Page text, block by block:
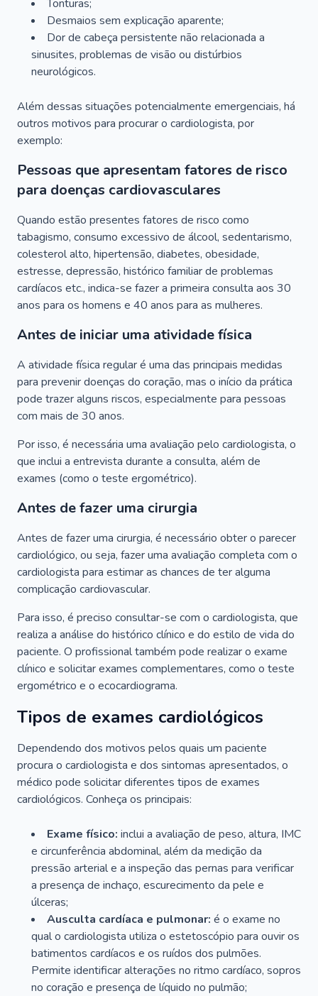
Tonturas;
Desmaios sem explicação aparente;
Dor de cabeça persistente não relacionada a
sinusites, problemas de visão ou distúrbios
neurológicos.
Além dessas situações potencialmente emergenciais, há
outros motivos para procurar o cardiologista, por
exemplo:
Pessoas que apresentam fatores de risco
para doenças cardiovasculares
Quando estão presentes fatores de risco como
tabagismo, consumo excessivo de álcool, sedentarismo,
colesterol alto, hipertensão, diabetes, obesidade,
estresse, depressão, histórico familiar de problemas
cardíacos etc., indica-se fazer a primeira consulta aos 30
anos para os homens e 40 anos para as mulheres.
Antes de iniciar uma atividade física
A atividade física regular é uma das principais medidas
para prevenir doenças do coração, mas o início da prática
pode trazer alguns riscos, especialmente para pessoas
com mais de 30 anos.
Por isso, é necessária uma avaliação pelo cardiologista, o
que inclui a entrevista durante a consulta, além de
exames (como o teste ergométrico).
Antes de fazer uma cirurgia
Antes de fazer uma cirurgia, é necessário obter o parecer
cardiológico, ou seja, fazer uma avaliação completa com o
cardiologista para estimar as chances de ter alguma
complicação cardiovascular.
Para isso, é preciso consultar-se com o cardiologista, que
realiza a análise do histórico clínico e do estilo de vida do
paciente. O profissional também pode realizar o exame
clínico e solicitar exames complementares, como o teste
ergométrico e o ecocardiograma.
Tipos de exames cardiológicos
Dependendo dos motivos pelos quais um paciente
procura o cardiologista e dos sintomas apresentados, o
médico pode solicitar diferentes tipos de exames
cardiológicos. Conheça os principais:
Exame físico: inclui a avaliação de peso, altura, IMC
e circunferência abdominal, além da medição da
pressão arterial e a inspeção das pernas para verificar
a presença de inchaço, escurecimento da pele e
úlceras;
Ausculta cardíaca e pulmonar: é o exame no
qual o cardiologista utiliza o estetoscópio para ouvir os
batimentos cardíacos e os ruídos dos pulmões.
Permite identificar alterações no ritmo cardíaco, sopros
no coração e presença de líquido no pulmão;